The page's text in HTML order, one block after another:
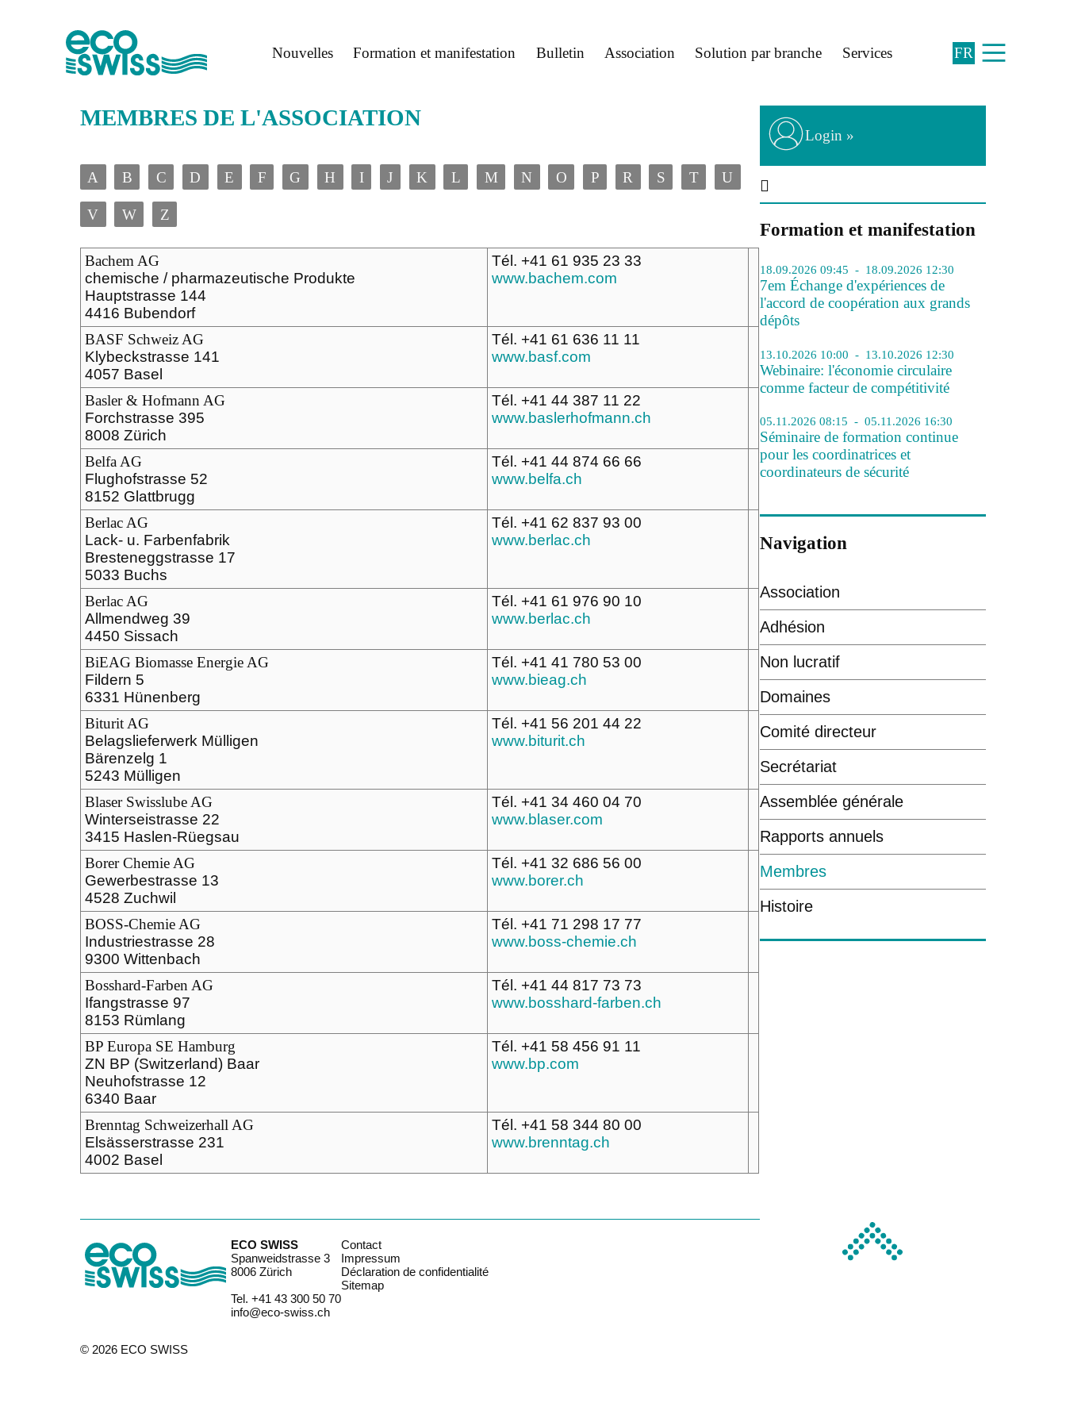
Nouvelles Formation et manifestation Bulletin Association Solution par branche Services FR
MEMBRES DE L'ASSOCIATION
A B C D E F G H I J K L M N O P R S T U
V W Z
Bachem AG
chemische / pharmazeutische Produkte
Hauptstrasse 144
4416 Bubendorf
Tél. +41 61 935 23 33
www.bachem.com
BASF Schweiz AG
Klybeckstrasse 141
4057 Basel
Tél. +41 61 636 11 11
www.basf.com
Basler & Hofmann AG
Forchstrasse 395
8008 Zürich
Tél. +41 44 387 11 22
www.baslerhofmann.ch
Belfa AG
Flughofstrasse 52
8152 Glattbrugg
Tél. +41 44 874 66 66
www.belfa.ch
Berlac AG
Lack- u. Farbenfabrik
Bresteneggstrasse 17
5033 Buchs
Tél. +41 62 837 93 00
www.berlac.ch
Berlac AG
Allmendweg 39
4450 Sissach
Tél. +41 61 976 90 10
www.berlac.ch
BiEAG Biomasse Energie AG
Fildern 5
6331 Hünenberg
Tél. +41 41 780 53 00
www.bieag.ch
Biturit AG
Belagslieferwerk Mülligen
Bärenzelg 1
5243 Mülligen
Tél. +41 56 201 44 22
www.biturit.ch
Blaser Swisslube AG
Winterseistrasse 22
3415 Haslen-Rüegsau
Tél. +41 34 460 04 70
www.blaser.com
Borer Chemie AG
Gewerbestrasse 13
4528 Zuchwil
Tél. +41 32 686 56 00
www.borer.ch
BOSS-Chemie AG
Industriestrasse 28
9300 Wittenbach
Tél. +41 71 298 17 77
www.boss-chemie.ch
Bosshard-Farben AG
Ifangstrasse 97
8153 Rümlang
Tél. +41 44 817 73 73
www.bosshard-farben.ch
BP Europa SE Hamburg
ZN BP (Switzerland) Baar
Neuhofstrasse 12
6340 Baar
Tél. +41 58 456 91 11
www.bp.com
Brenntag Schweizerhall AG
Elsässerstrasse 231
4002 Basel
Tél. +41 58 344 80 00
www.brenntag.ch
Login »
Formation et manifestation
18.09.2026 09:45 - 18.09.2026 12:30
7em Échange d'expériences de
l'accord de coopération aux grands
dépôts
13.10.2026 10:00 - 13.10.2026 12:30
Webinaire: l'économie circulaire
comme facteur de compétitivité
05.11.2026 08:15 - 05.11.2026 16:30
Séminaire de formation continue
pour les coordinatrices et
coordinateurs de sécurité
Navigation
Association
Adhésion
Non lucratif
Domaines
Comité directeur
Secrétariat
Assemblée générale
Rapports annuels
Membres
Histoire
ECO SWISS
Spanweidstrasse 3
8006 Zürich
Tel. +41 43 300 50 70
info@eco-swiss.ch
Contact
Impressum
Déclaration de confidentialité
Sitemap
© 2026 ECO SWISS